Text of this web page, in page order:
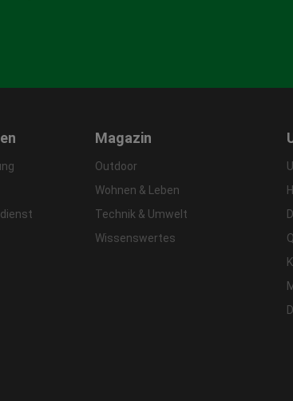
Magazin
Outdoor
Wohnen & Leben
Technik & Umwelt
Wissenswertes